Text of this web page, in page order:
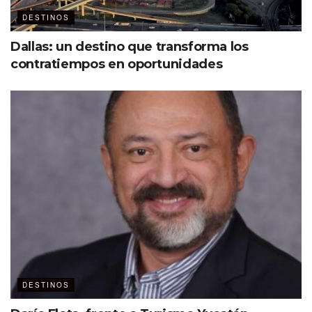
Etiquetas: Destacados Hoteles
DESTINOS
Dallas: un destino que transforma los
contratiempos en oportunidades
DESTINOS